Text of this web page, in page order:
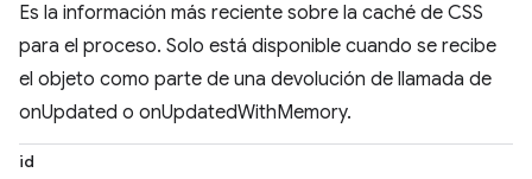
Es la información más reciente sobre la caché de CSS
para el proceso. Solo está disponible cuando se recibe
el objeto como parte de una devolución de llamada de
onUpdated o onUpdatedWithMemory.
id